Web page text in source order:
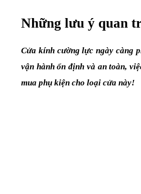
Những lưu ý quan
Cửa kính cường lực ngày càng
vận hành ổn định và an toàn,
mua phụ kiện cho loại cửa này!